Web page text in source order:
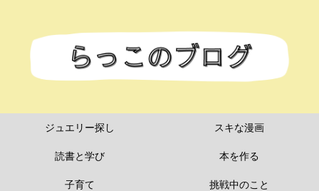
ジュエリー探し スキな漫画
読書と学び 本を作る
子育て 挑戦中のこと